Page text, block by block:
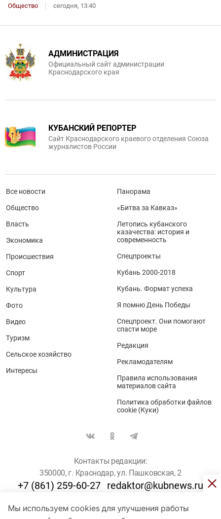
Общество сегодня, 13:40
Мы используем cookies для улучшения работы
АДМИНИСТРАЦИЯ
Официальный сайт администрации
Краснодарского края
КУБАНСКИЙ РЕПОРТЕР
Сайт Краснодарского краевого отделения Союза
журналистов России
Все новости
Общество
Власть
Экономика
Происшествия
Спорт
Культура
Фото
Видео
Туризм
Сельское хозяйство
Интересы
Панорама
«Битва за Кавказ»
Летопись кубанского
казачества: история и
современность
Спецпроекты
Кубань 2000-2018
Кубань. Формат успеха
Я помню День Победы
Спецпроект. Они помогают
спасти море
Редакция
Рекламодателям
Правила использования
материалов сайта
Политика обработки файлов
cookie (Куки)
Контакты редакции:
350000, г. Краснодар, ул. Пашковская, 2
+7 (861) 259-60-27 redaktor@kubnews.ru
Для пользователей старше 16 лет